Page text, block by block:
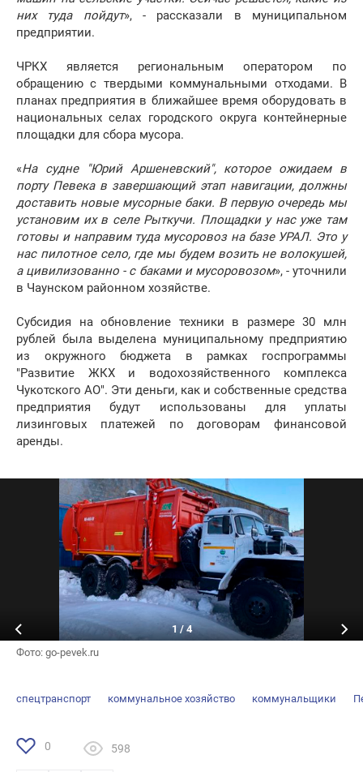
них туда пойдут», - рассказали в муниципальном
предприятии.
ЧРКХ является региональным оператором по
обращению с твердыми коммунальными отходами. В
планах предприятия в ближайшее время оборудовать в
национальных селах городского округа контейнерные
площадки для сбора мусора.
«На судне "Юрий Аршеневский", которое ожидаем в
порту Певека в завершающий этап навигации, должны
доставить новые мусорные баки. В первую очередь мы
установим их в селе Рыткучи. Площадки у нас уже там
готовы и направим туда мусоровоз на базе УРАЛ. Это у
нас пилотное село, где мы будем возить не волокушей,
а цивилизованно - с баками и мусоровозом», - уточнили
в Чаунском районном хозяйстве.
Субсидия на обновление техники в размере 30 млн
рублей была выделена муниципальному предприятию
из окружного бюджета в рамках госпрограммы
"Развитие ЖКХ и водохозяйственного комплекса
Чукотского АО". Эти деньги, как и собственные средства
предприятия будут использованы для уплаты
лизинговых платежей по договорам финансовой
аренды.
Фото: go-pevek.ru
1 /4
спецтранспорт коммунальное хозяйство коммунальщики
0 598